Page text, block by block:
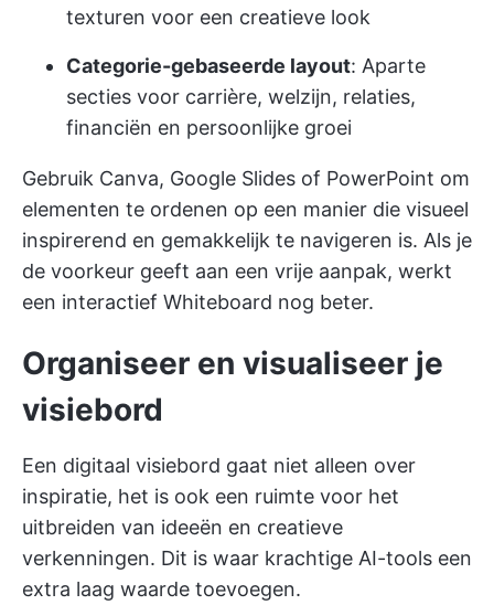
texturen voor een creatieve look
Categorie-gebaseerde layout: Aparte
secties voor carrière, welzijn, relaties,
financiën en persoonlijke groei
Gebruik Canva, Google Slides of PowerPoint om
elementen te ordenen op een manier die visueel
inspirerend en gemakkelijk te navigeren is. Als je
de voorkeur geeft aan een vrije aanpak, werkt
een interactief Whiteboard nog beter.
Organiseer en visualiseer je
visiebord
Een digitaal visiebord gaat niet alleen over
inspiratie, het is ook een ruimte voor het
uitbreiden van ideeën en creatieve
verkenningen. Dit is waar krachtige AI-tools een
extra laag waarde toevoegen.